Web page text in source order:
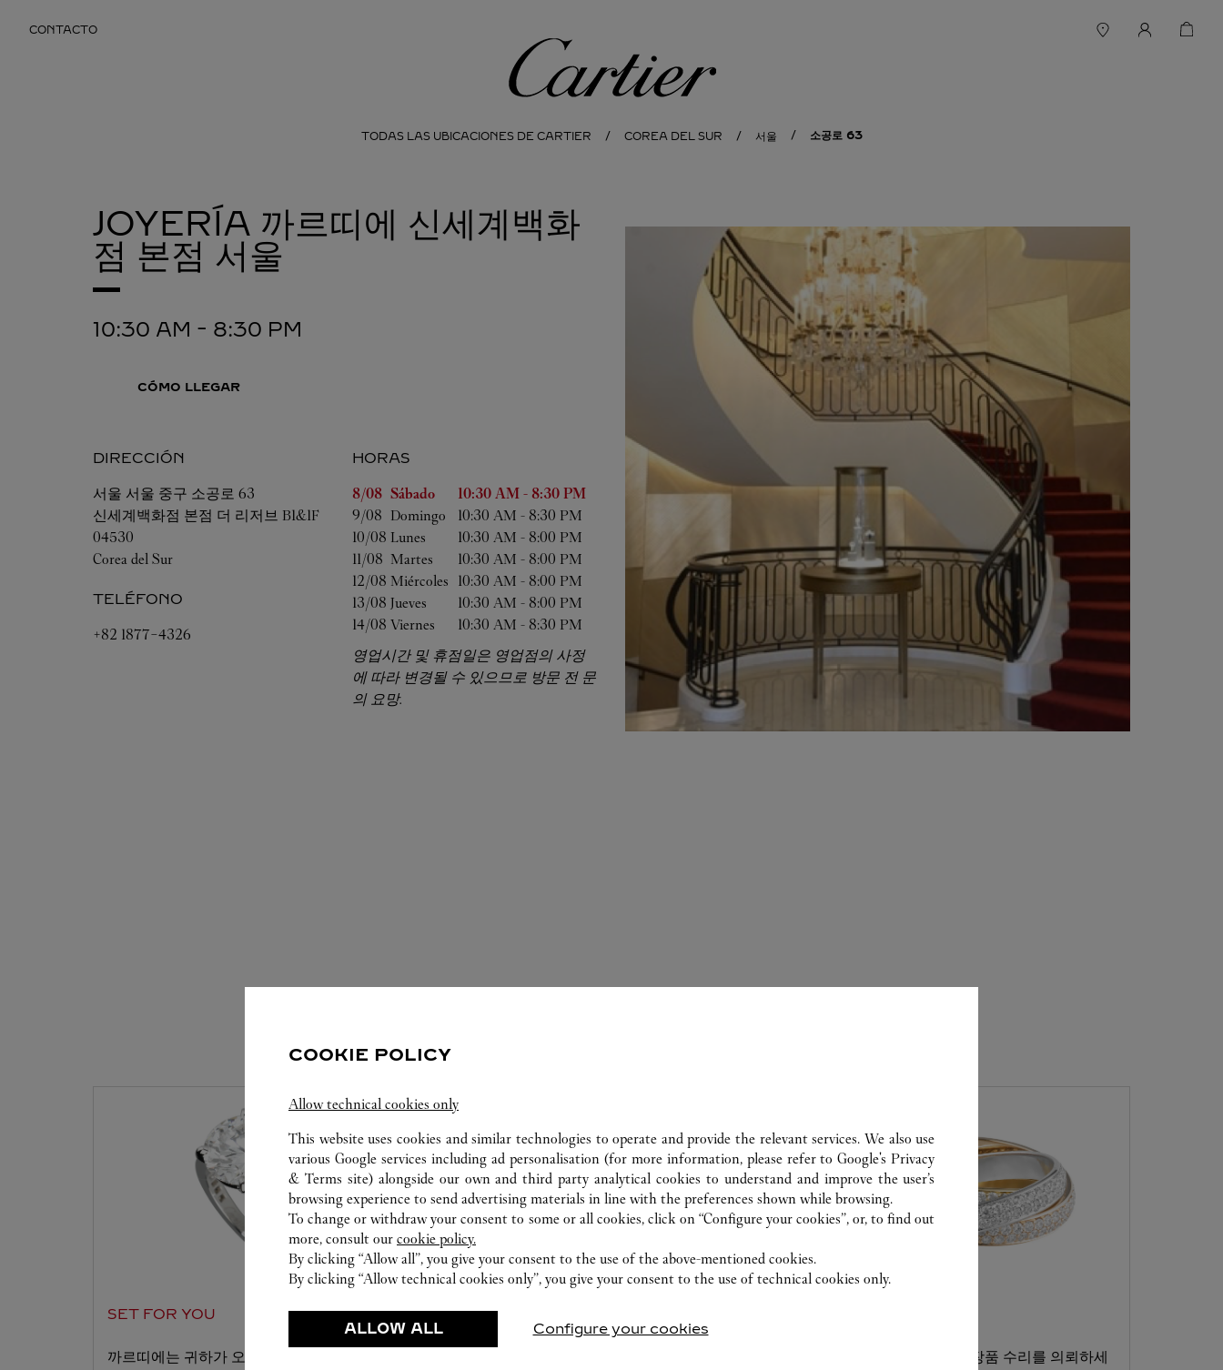
CONTACTO
Cartier
TODAS LAS UBICACIONES DE CARTIER COREA DEL SUR 서울 소공로 63
JOYERÍA 까르띠에 신세계백화
점 본점 서울
10:30 AM - 8:30 PM
CÓMO LLEGAR
DIRECCIÓN
서울 서울 중구 소공로 63
신세계백화점 본점 더 리저브 B1&1F
04530
Corea del Sur
TELÉFONO
+82 1877-4326
HORAS
Día de la semana
Horas
8/08 Sábado 10:30 AM - 8:30 PM
9/08 Domingo 10:30 AM - 8:30 PM
10/08 Lunes 10:30 AM - 8:00 PM
11/08 Martes 10:30 AM - 8:00 PM
12/08 Miércoles 10:30 AM - 8:00 PM
13/08 Jueves 10:30 AM - 8:00 PM
14/08 Viernes 10:30 AM - 8:30 PM
영업시간 및 휴점일은 영업점의 사정
에 따라 변경될 수 있으므로 방문 전 문
의 요망.
SERVICIOS DISPONIBLES EN ESTA JOYERÍA CARTIER
SET FOR YOU
까르띠에는 귀하가 오랜 시간 꿈꿔왔던 서비스
워치메이킹 워크숍
까르띠에 전문가에게 소장품 수리를 의뢰하세
COOKIE POLICY
Allow technical cookies only
This website uses cookies and similar technologies to operate and provide the relevant services. We also use
various Google services including ad personalisation (for more information, please refer toGoogle's Privacy
& Terms site) alongside our own and third party analytical cookies to understand and improve the user’s
browsing experience to send advertising materials in line with the preferences shown while browsing.
To change or withdraw your consent to some or all cookies, click on “Configure your cookies”, or, to find out
more, consult our cookie policy.
By clicking “Allow all”, you give your consent to the use of the above-mentioned cookies.
By clicking “Allow technical cookies only”, you give your consent to the use of technical cookies only.
ALLOW ALL Configure your cookies